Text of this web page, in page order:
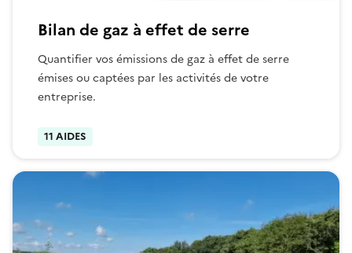
Bilan de gaz à effet de serre
Quantifier vos émissions de gaz à effet de serre
émises ou captées par les activités de votre
entreprise.
11 AIDES